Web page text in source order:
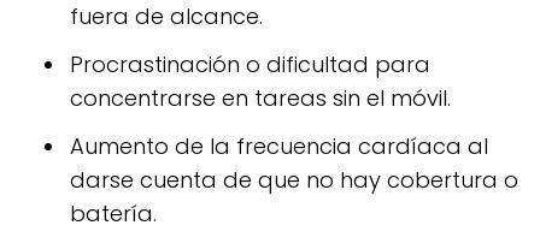
fuera de alcance.
Procrastinación o dificultad para
concentrarse en tareas sin el móvil.
Aumento de la frecuencia cardíaca al
darse cuenta de que no hay cobertura o
batería.